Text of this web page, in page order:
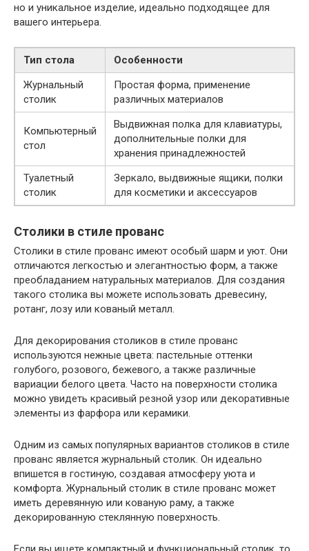
но и уникальное изделие, идеально подходящее для
вашего интерьера.
Тип стола
Особенности
Журнальный
столик
Простая форма, применение
различных материалов
Компьютерный
стол
Выдвижная полка для клавиатуры,
дополнительные полки для
хранения принадлежностей
Туалетный
столик
Зеркало, выдвижные ящики, полки
для косметики и аксессуаров
Столики в стиле прованс
Столики в стиле прованс имеют особый шарм и уют. Они
отличаются легкостью и элегантностью форм, а также
преобладанием натуральных материалов. Для создания
такого столика вы можете использовать древесину,
ротанг, лозу или кованый металл.
Для декорирования столиков в стиле прованс
используются нежные цвета: пастельные оттенки
голубого, розового, бежевого, а также различные
вариации белого цвета. Часто на поверхности столика
можно увидеть красивый резной узор или декоративные
элементы из фарфора или керамики.
Одним из самых популярных вариантов столиков в стиле
прованс является журнальный столик. Он идеально
впишется в гостиную, создавая атмосферу уюта и
комфорта. Журнальный столик в стиле прованс может
иметь деревянную или кованую раму, а также
декорированную стеклянную поверхность.